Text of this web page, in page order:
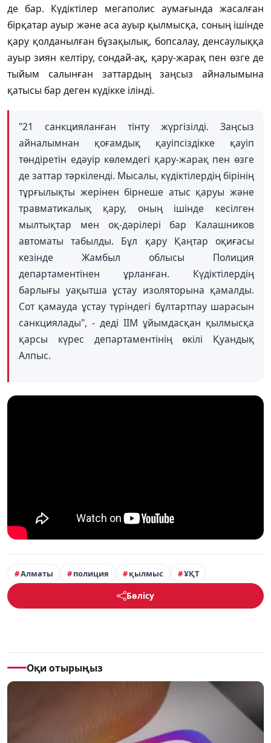
де бар. Күдіктілер мегаполис аумағында жасалған
бірқатар ауыр және аса ауыр қылмысқа, соның ішінде
қару қолданылған бұзақылық, бопсалау, денсаулыққа
ауыр зиян келтіру, сондай-ақ, қару-жарақ пен өзге де
тыйым салынған заттардың заңсыз айналымына
қатысы бар деген күдікке ілінді.
"21 санкцияланған тінту жүргізілді. Заңсыз
айналымнан қоғамдық қауіпсіздікке қауіп
төндіретін едәуір көлемдегі қару-жарақ пен өзге
де заттар тәркіленді. Мысалы, күдіктілердің бірінің
тұрғылықты жерінен бірнеше атыс қаруы және
травматикалық қару, оның ішінде кесілген
мылтықтар мен оқ-дәрілері бар Калашников
автоматы табылды. Бұл қару Қаңтар оқиғасы
кезінде Жамбыл облысы Полиция
департаментінен ұрланған. Күдіктілердің
барлығы уақытша ұстау изоляторына қамалды.
Сот қамауда ұстау түріндегі бұлтартпау шарасын
санкциялады", - деді ІІМ ұйымдасқан қылмысқа
қарсы күрес департаментінің өкілі Қуандық
Алпыс.
Алматы полиция қылмыс ҰҚТ
Бөлісу
Оқи отырыңыз